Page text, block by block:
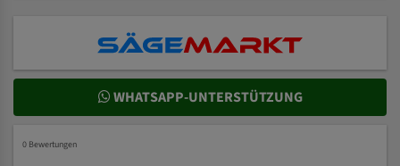
WHATSAPP-UNTERSTÜTZUNG
0 Bewertungen